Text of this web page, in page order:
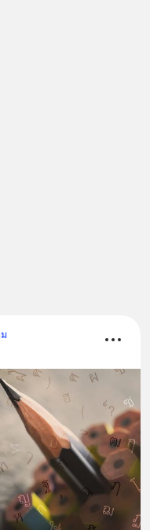
ล Blog คลิกเลย -->
มอยากแนะนำ
าร Diip CBD ช่วย
ยด ลดความวิตกกังวล
ย ซึ่งช่วยให้การนอน
กยิ่งขึ้น 📍 สนใจ
💬 LINE :
รือกดลิงก์